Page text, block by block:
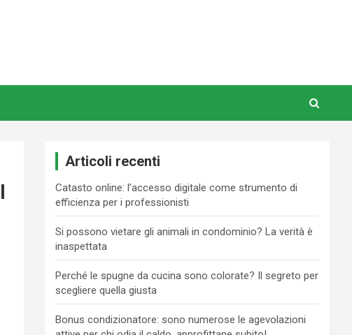
Articoli recenti
Catasto online: l’accesso digitale come strumento di
efficienza per i professionisti
Si possono vietare gli animali in condominio? La verità è
inaspettata
Perché le spugne da cucina sono colorate? Il segreto per
scegliere quella giusta
Bonus condizionatore: sono numerose le agevolazioni